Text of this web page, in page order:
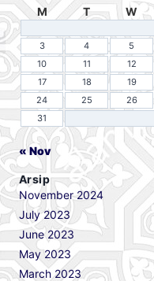
M
T W
3
4 5
10
11 12
17
18 19
24
25 26
31
« Nov
Arsip
November 2024
July 2023
June 2023
May 2023
March 2023